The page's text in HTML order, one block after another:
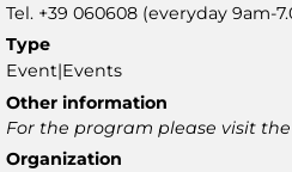
Tel. +39 060608 (everyday 9am-
Type
Event|Events
Other information
For the program please visit
Organization